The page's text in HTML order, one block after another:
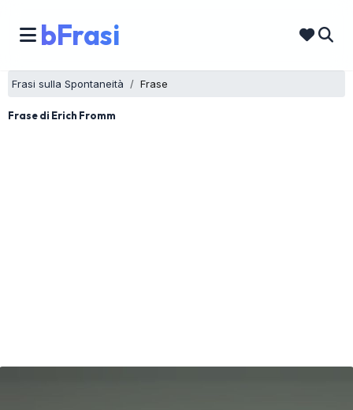
bFrasi
Frasi sulla Spontaneità Frase
Frase di Erich Fromm